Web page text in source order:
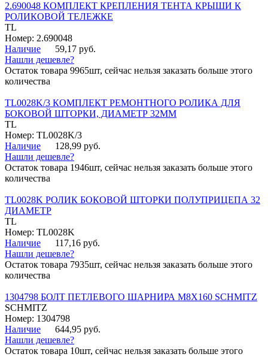
2.690048 КОМПЛЕКТ КРЕПЛЕНИЯ ТЕНТА КРЫШИ К
РОЛИКОВОЙ ТЕЛЕЖКЕ
TL
Номер: 2.690048
Наличие
59,17 руб.
Нашли дешевле?
Остаток товара 9965шт, сейчас нельзя заказать больше этого
количества
TL0028K/3 КОМПЛЕКТ РЕМОНТНОГО РОЛИКА ДЛЯ
БОКОВОЙ ШТОРКИ, ДИАМЕТР 32ММ
TL
Номер: TL0028K/3
Наличие
128,99 руб.
Нашли дешевле?
Остаток товара 1946шт, сейчас нельзя заказать больше этого
количества
TL0028K РОЛИК БОКОВОЙ ШТОРКИ ПОЛУПРИЦЕПА 32
ДИАМЕТР
TL
Номер: TL0028K
Наличие
117,16 руб.
Нашли дешевле?
Остаток товара 7935шт, сейчас нельзя заказать больше этого
количества
1304798 БОЛТ ПЕТЛЕВОГО ШАРНИРА М8Х160 SCHMITZ
SCHMITZ
Номер: 1304798
Наличие
644,95 руб.
Нашли дешевле?
Остаток товара 10шт, сейчас нельзя заказать больше этого